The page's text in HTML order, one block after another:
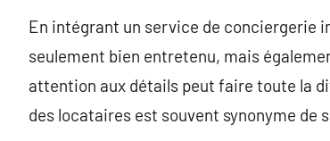
En intégrant un service de conciergerie
seulement bien entretenu, mais
attention aux détails peut faire toute la
des locataires est souvent synonyme de